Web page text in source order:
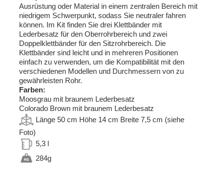
Ausrüstung oder Material in einem zentralen Bereich mit
niedrigem Schwerpunkt, sodass Sie neutraler fahren
können. Im Kit finden Sie drei Klettbänder mit
Lederbesatz für den Oberrohrbereich und zwei
Doppelklettbänder für den Sitzrohrbereich. Die
Klettbänder sind leicht und in mehreren Positionen
einfach zu verwenden, um die Kompatibilität mit den
verschiedenen Modellen und Durchmessern von zu
gewährleisten Rohr.
Farben:
Moosgrau mit braunem Lederbesatz
Colorado Brown mit braunem Lederbesatz
Länge 50 cm Höhe 14 cm Breite 7,5 cm (siehe
Foto)
5,3 l
284g